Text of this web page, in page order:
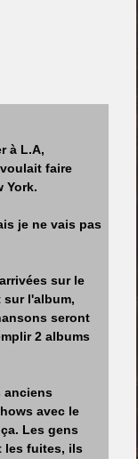
à L.A,
faire
York.
je ne vais pas
sur le
sur l'album,
seront
2 albums
anciens
avec le
Les gens
les fuites, ils